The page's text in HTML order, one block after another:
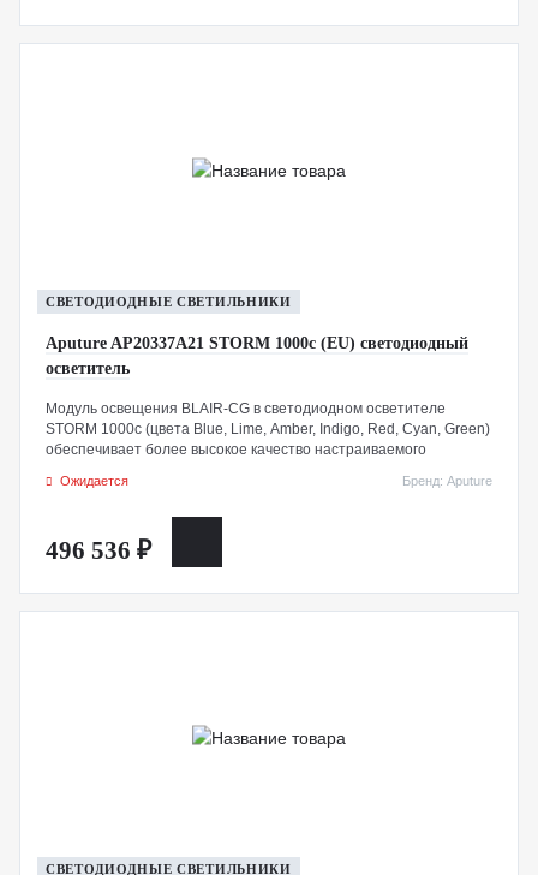
СВЕТОДИОДНЫЕ СВЕТИЛЬНИКИ
Aputure AP20337A21 STORM 1000c (EU) светодиодный
осветитель
Модуль освещения BLAIR-CG в светодиодном осветителе
STORM 1000c (цвета Blue, Lime, Amber, Indigo, Red, Cyan, Green)
обеспечивает более высокое качество настраиваемого
системами, охватывая более 90% цветового пространства
камера.
Ожидается Бренд: Aputure
496 536 ₽
СВЕТОДИОДНЫЕ СВЕТИЛЬНИКИ